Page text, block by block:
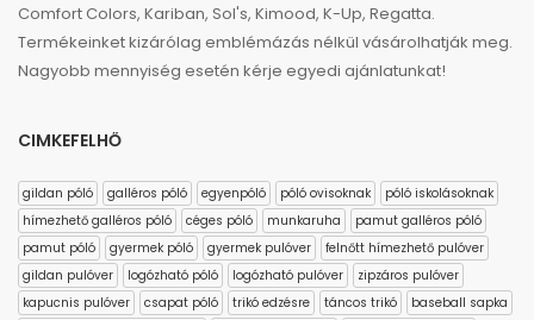
Comfort Colors, Kariban, Sol's, Kimood, K-Up, Regatta.
Termékeinket kizárólag emblémázás nélkül vásárolhatják meg.
Nagyobb mennyiség esetén kérje egyedi ajánlatunkat!
CIMKEFELHŐ
gildan póló galléros póló egyenpóló póló ovisoknak
póló iskolásoknak
hímezhető galléros póló
céges póló munkaruha
pamut galléros póló
pamut póló
gyermek póló gyermek pulóver
felnőtt hímezhető pulóver
gildan pulóver
logózható póló logózható pulóver
zipzáros pulóver
kapucnis pulóver
csapat póló trikó edzésre táncos trikó baseball sapka